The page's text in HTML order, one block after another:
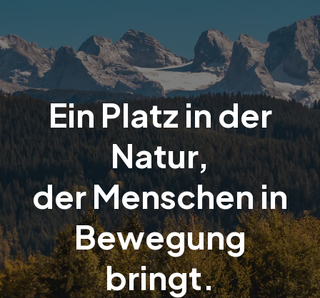
Ein Platz in der
Natur,
der Menschen in
Bewegung
bringt.